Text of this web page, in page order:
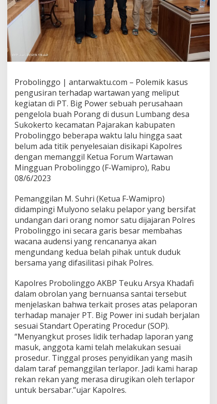
Probolinggo | antarwaktu.com – Polemik kasus
pengusiran terhadap wartawan yang meliput
kegiatan di PT. Big Power sebuah perusahaan
pengelola buah Porang di dusun Lumbang desa
Sukokerto kecamatan Pajarakan kabupaten
Probolinggo beberapa waktu lalu hingga saat
belum ada titik penyelesaian disikapi Kapolres
dengan memanggil Ketua Forum Wartawan
Mingguan Probolinggo (F-Wamipro), Rabu
08/6/2023
Pemanggilan M. Suhri (Ketua F-Wamipro)
didampingi Mulyono selaku pelapor yang bersifat
undangan dari orang nomor satu dijajaran Polres
Probolinggo ini secara garis besar membahas
wacana audensi yang rencananya akan
mengundang kedua belah pihak untuk duduk
bersama yang difasilitasi pihak Polres.
Kapolres Probolinggo AKBP Teuku Arsya Khadafi
dalam obrolan yang bernuansa santai tersebut
menjelaskan bahwa terkait proses atas pelaporan
terhadap manajer PT. Big Power ini sudah berjalan
sesuai Standart Operating Procedur (SOP).
“Menyangkut proses lidik terhadap laporan yang
masuk, anggota kami telah melakukan sesuai
prosedur. Tinggal proses penyidikan yang masih
dalam taraf pemanggilan terlapor. Jadi kami harap
rekan rekan yang merasa dirugikan oleh terlapor
untuk bersabar.”ujar Kapolres.